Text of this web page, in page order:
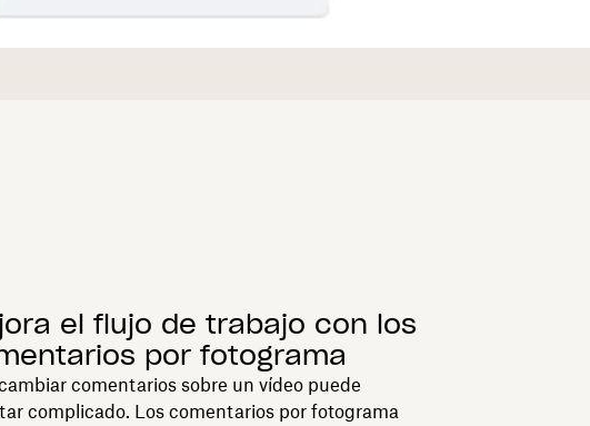
el flujo de trabajo con los
por fotograma
comentarios sobre un vídeo puede
complicado. Los comentarios por fotograma